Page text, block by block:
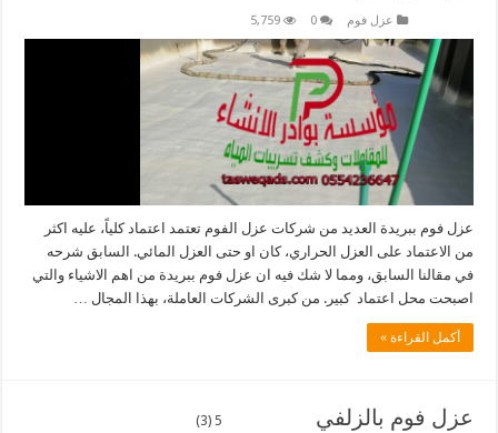
عزل فوم 0
5,759
عزل فوم ببريدة العديد من شركات عزل الفوم تعتمد اعتماد كلياً، عليه اكثر
من الاعتماد على العزل الحراري، كان او حتى العزل المائي. السابق شرحه
في مقالنا السابق، ومما لا شك فيه ان عزل فوم ببريدة من اهم الاشياء والتي
اصبحت محل اعتماد كبير. من كبرى الشركات العاملة، بهذا المجال …
أكمل القراءة »
عزل فوم بالزلفي 5 (3)